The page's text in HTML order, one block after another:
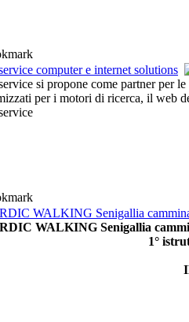
computer e internet solutions
si propone come partner per
per i motori di ricerca, il web
WALKING Senigallia
WALKING Senigallia
1°